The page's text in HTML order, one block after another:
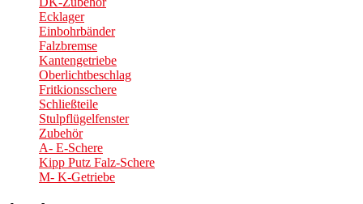
Ecklager
Einbohrbänder
Falzbremse
Kantengetriebe
Oberlichtbeschlag
Fritkionsschere
Schließteile
Stulpflügelfenster
Zubehör
A- E-Schere
Kipp Putz Falz-Schere
M- K-Getriebe